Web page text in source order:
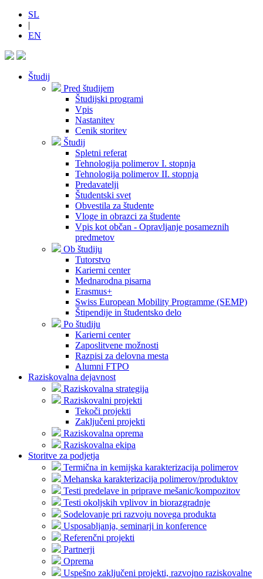
SL
|
EN
Študij
Pred študijem
Študijski programi
Vpis
Nastanitev
Cenik storitev
Študij
Spletni referat
Tehnologija polimerov I. stopnja
Tehnologija polimerov II. stopnja
Predavatelji
Študentski svet
Obvestila za študente
Vloge in obrazci za študente
Vpis kot občan - Opravljanje posameznih
predmetov
Ob študiju
Tutorstvo
Karierni center
Mednarodna pisarna
Erasmus+
Swiss European Mobility Programme (SEMP)
Štipendije in študentsko delo
Po študiju
Karierni center
Zaposlitvene možnosti
Razpisi za delovna mesta
Alumni FTPO
Raziskovalna dejavnost
Raziskovalna strategija
Raziskovalni projekti
Tekoči projekti
Zaključeni projekti
Raziskovalna oprema
Raziskovalna ekipa
Storitve za podjetja
Termična in kemijska karakterizacija polimerov
Mehanska karakterizacija polimerov/produktov
Testi predelave in priprave mešanic/kompozitov
Testi okoljskih vplivov in biorazgradnje
Sodelovanje pri razvoju novega produkta
Usposabljanja, seminarji in konference
Referenčni projekti
Partnerji
Oprema
Uspešno zaključeni projekti, razvojno raziskovalne